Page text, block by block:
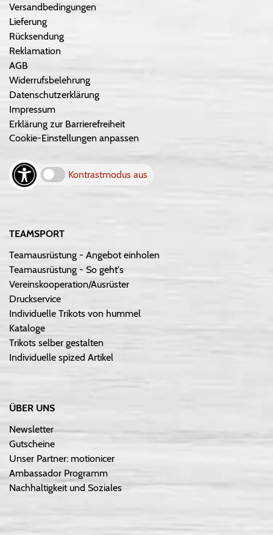
Versandbedingungen
Lieferung
Rücksendung
Reklamation
AGB
Widerrufsbelehrung
Datenschutzerklärung
Impressum
Erklärung zur Barrierefreiheit
Cookie-Einstellungen anpassen
Kontrastmodus aus
TEAMSPORT
Teamausrüstung - Angebot einholen
Teamausrüstung - So geht's
Vereinskooperation/Ausrüster
Druckservice
Individuelle Trikots von hummel
Kataloge
Trikots selber gestalten
Individuelle spized Artikel
ÜBER UNS
Newsletter
Gutscheine
Unser Partner: motionicer
Ambassador Programm
Nachhaltigkeit und Soziales